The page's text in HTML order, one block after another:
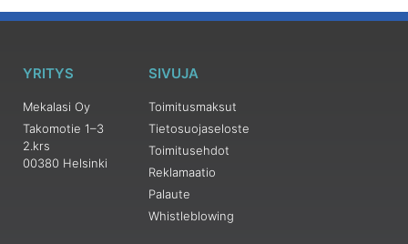
YRITYS
Mekalasi Oy
Takomotie 1–3
2.krs
00380 Helsinki
SIVUJA
Toimitusmaksut
Tietosuojaseloste
Toimitusehdot
Reklamaatio
Palaute
Whistleblowing